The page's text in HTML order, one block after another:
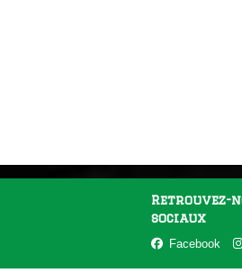
Retrouvez-
sociaux
Facebook